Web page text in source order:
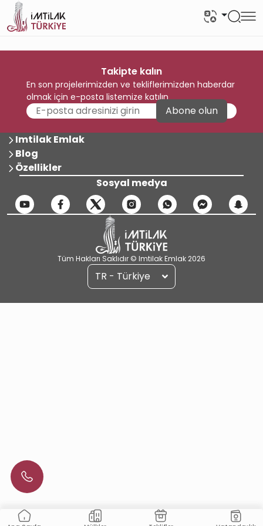
Takipte kalın
En son projelerimizden ve tekliflerimizden haberdar
olmak için e-posta listemize katılın
Abone olun
Imtilak Emlak
Blog
Özellikler
Sosyal medya
Tüm Hakları Saklıdır © Imtilak Emlak 2026
TR - Türkiye